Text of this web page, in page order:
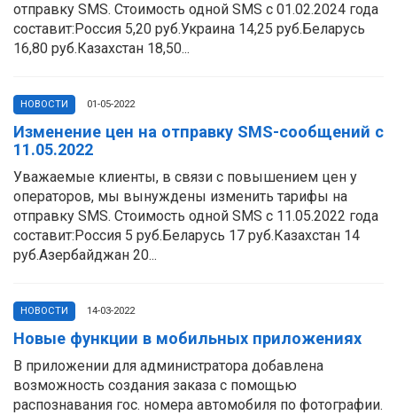
отправку SMS. Стоимость одной SMS с 01.02.2024 года
составит:Россия 5,20 руб.Украина 14,25 руб.Беларусь
16,80 руб.Казахстан 18,50...
НОВОСТИ 01-05-2022
Изменение цен на отправку SMS-сообщений с
11.05.2022
Уважаемые клиенты, в связи с повышением цен у
операторов, мы вынуждены изменить тарифы на
отправку SMS. Стоимость одной SMS с 11.05.2022 года
составит:Россия 5 руб.Беларусь 17 руб.Казахстан 14
руб.Азербайджан 20...
НОВОСТИ 14-03-2022
Новые функции в мобильных приложениях
В приложении для администратора добавлена
возможность создания заказа с помощью
распознавания гос. номера автомобиля по фотографии.